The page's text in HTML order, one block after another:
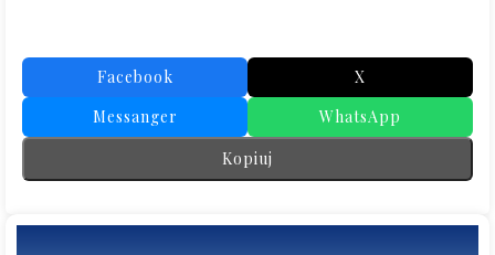
Facebook
X
Messanger
WhatsApp
Kopiuj